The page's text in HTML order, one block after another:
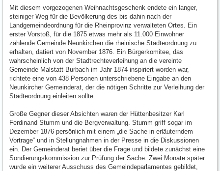
Mit diesem vorgezogenen Weihnachtsgeschenk endete ein langer,
steiniger Weg für die Bevölkerung des bis dahin nach der
Landgemeindeordnung für die Rheinprovinz verwalteten Ortes. Ein
erster Vorstoß, für die 1875 etwas mehr als 11.000 Einwohner
zählende Gemeinde Neunkirchen die rheinische Städteordnung zu
erhalten, datiert von November 1876. Ein Bürgerkomitee, das
wahrscheinlich von der Stadtrechteverleihung an die vereinte
Gemeinde Malstatt-Burbach im Jahr 1874 inspiriert worden war,
richtete eine von 438 Personen unterschriebene Eingabe an den
Neunkircher Gemeinderat, der die nötigen Schritte zur Verleihung der
Städteordnung einleiten sollte.
Große Gegner dieser Absichten waren der Hüttenbesitzer Karl
Ferdinand Stumm und die Bergverwaltung. Stumm griff sogar im
Dezember 1876 persönlich mit einem „die Sache in erläuterndem
Vortrage“ und in Stellungnahmen in der Presse in die Diskussionen
ein. Der Gemeinderat beriet über die Frage und bildete zunächst eine
Sondierungskommission zur Prüfung der Sache. Zwei Monate später
wurde ein weiterer Ausschuss des Gemeindeparlamentes gebildet,